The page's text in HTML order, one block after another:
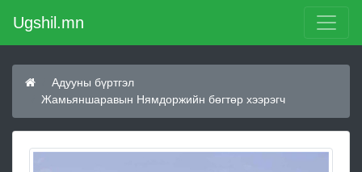
Ugshil.mn
Адууны бүртгэл
Жамьяншаравын Нямдоржийн бөгтөр хээрэгч